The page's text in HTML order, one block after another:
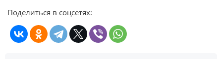
Поделиться в соцсетях: